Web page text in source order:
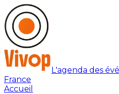
L'agenda des
France
Accueil